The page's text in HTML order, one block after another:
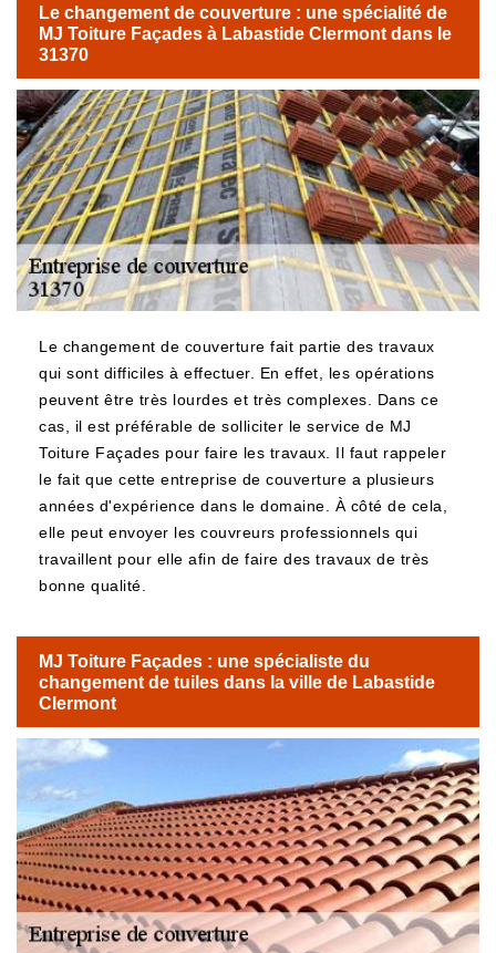
Le changement de couverture : une spécialité de
MJ Toiture Façades à Labastide Clermont dans le
31370
Le changement de couverture fait partie des travaux
qui sont difficiles à effectuer. En effet, les opérations
peuvent être très lourdes et très complexes. Dans ce
cas, il est préférable de solliciter le service de MJ
Toiture Façades pour faire les travaux. Il faut rappeler
le fait que cette entreprise de couverture a plusieurs
années d'expérience dans le domaine. À côté de cela,
elle peut envoyer les couvreurs professionnels qui
travaillent pour elle afin de faire des travaux de très
bonne qualité.
MJ Toiture Façades : une spécialiste du
changement de tuiles dans la ville de Labastide
Clermont